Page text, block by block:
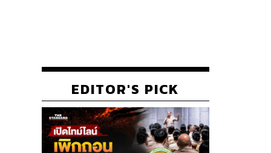
EDITOR'S PICK